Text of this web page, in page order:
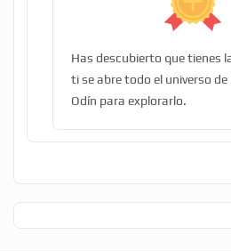
Has descubierto que tienes
ti se abre todo el universo de
Odín para explorarlo.